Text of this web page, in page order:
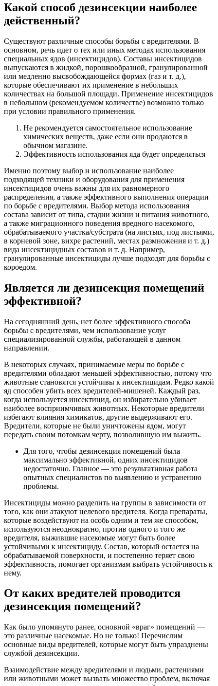
Какой способ дезинсекции наиболее
действенный?
Существуют различные способы борьбы с вредителями. В
основном, речь идет о тех или иных методах использования
специальных ядов (инсектицидов). Составы инсектицидов
выпускаются в жидкой, порошкообразной, гранулированной
или медленно высвобождающейся формах (газ и т. д.),
которые обеспечивают их применение в небольших
количествах на большой площади. Применение инсектицидов
в небольшом (рекомендуемом количестве) возможно только
при условии правильного применения.
Не рекомендуется самостоятельное использование
химических веществ, даже если они продаются в
обычном магазине.
Эффективность использования яда будет определяться
Именно поэтому выбор и использование наиболее
подходящей техники и оборудования для применения
инсектицидов очень важны для их равномерного
распределения, а также эффективного выполнения операции
по борьбе с вредителями. Выбор метода использования
состава зависит от типа, стадии жизни и питания животного,
а также миграционного поведения вредного насекомого,
обрабатываемого участка/субстрата (на листьях, под листьями,
в корневой зоне, вихре растений, местах размножения и т. д.)
вида инсектицидных составов и т. д. Например,
гранулированные инсектициды лучше подходят для борьбы с
короедом.
Является ли дезинсекция помещений
эффективной?
На сегодняшний день, нет более эффективного способа
борьбы с вредителями, чем использование услуг
специализированной службы, работающей в данном
направлении.
В некоторых случаях, принимаемые меры по борьбе с
вредителями обладают меньшей эффективностью, потому что
животные становятся устойчивы к инсектицидам. Редко какой
яд способен убить всех вредителей-мишеней. Каждый раз,
когда используется инсектицид, он избирательно убивает
наиболее восприимчивых животных. Некоторые вредители
избегают влияния химикатов, другие выдерживают его.
Вредители, которые не были уничтожены ядом, могут
передать своим потомкам черту, позволившую им выжить.
Для того, чтобы дезинсекция помещений была
максимально эффективной, одних инсектицидов
недостаточно. Главное — это результативная работа
опытных специалистов по выявлению и устранению
проблемы.
Инсектициды можно разделить на группы в зависимости от
того, как они атакуют целевого вредителя. Когда препараты,
которые воздействуют на особь одним и тем же способом,
используются неоднократно, против одного и того же
вредителя, выжившие насекомые могут быть более
устойчивыми к инсектициду. Состав, который остается на
обрабатываемой поверхности, и постепенно теряет свою
эффективность, помогает организмам выбрать устойчивость к
нему.
От каких вредителей проводится
дезинсекция помещений?
Как было упомянуто ранее, основной «враг» помещений —
это различные насекомые. Но не только! Перечислим
основные виды вредителей, которые могут быть упразднены
службой дезинсекции.
Взаимодействие между вредителями и людьми, растениями
или животными может вызвать множество проблем, включая